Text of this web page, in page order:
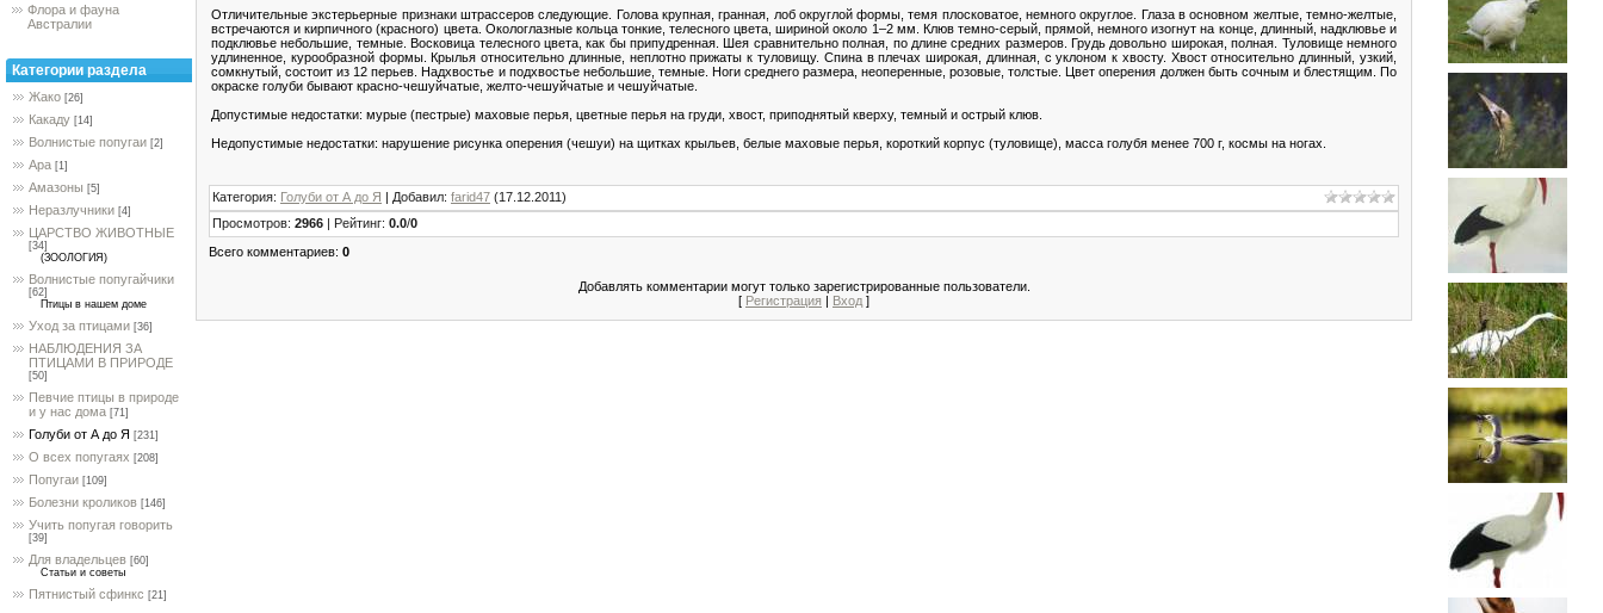
Флора и фауна
Австралии
Категории раздела
Жако [26]
Какаду [14]
Волнистые попугаи [2]
Ара [1]
Амазоны [5]
Неразлучники [4]
ЦАРСТВО ЖИВОТНЫЕ
[34]
(ЗООЛОГИЯ)
Волнистые попугайчики
[62]
Птицы в нашем доме
Уход за птицами [36]
НАБЛЮДЕНИЯ ЗА
ПТИЦАМИ В ПРИРОДЕ
[50]
Певчие птицы в природе
и у нас дома [71]
Голуби от А до Я [231]
О всех попугаях [208]
Попугаи [109]
Болезни кроликов [146]
Учить попугая говорить
[39]
Для владельцев [60]
Статьи и советы
Пятнистый сфинкс [21]
Отличительные экстерьерные признаки штрассеров следующие. Голова крупная, гранная, лоб округлой формы, темя плосковатое, немного округлое. Глаза в основном желтые, темно-желтые,
встречаются и кирпичного (красного) цвета. Окологлазные кольца тонкие, телесного цвета, шириной около 1–2 мм. Клюв темно-серый, прямой, немного изогнут на конце, длинный, надклювье и
подклювье небольшие, темные. Восковица телесного цвета, как бы припудренная. Шея сравнительно полная, по длине средних размеров. Грудь довольно широкая, полная. Туловище немного
удлиненное, курообразной формы. Крылья относительно длинные, неплотно прижаты к туловищу. Спина в плечах широкая, длинная, с уклоном к хвосту. Хвост относительно длинный, узкий,
сомкнутый, состоит из 12 перьев. Надхвостье и подхвостье небольшие, темные. Ноги среднего размера, неоперенные, розовые, толстые. Цвет оперения должен быть сочным и блестящим. По
окраске голуби бывают красно-чешуйчатые, желто-чешуйчатые и чешуйчатые.
Допустимые недостатки: мурые (пестрые) маховые перья, цветные перья на груди, хвост, приподнятый кверху, темный и острый клюв.
Недопустимые недостатки: нарушение рисунка оперения (чешуи) на щитках крыльев, белые маховые перья, короткий корпус (туловище), масса голубя менее 700 г, космы на ногах.
Категория: Голуби от А до Я | Добавил: farid47 (17.12.2011)
Просмотров: 2966 | Рейтинг: 0.0/0
Всего комментариев: 0
Добавлять комментарии могут только зарегистрированные пользователи.
[ Регистрация | Вход ]